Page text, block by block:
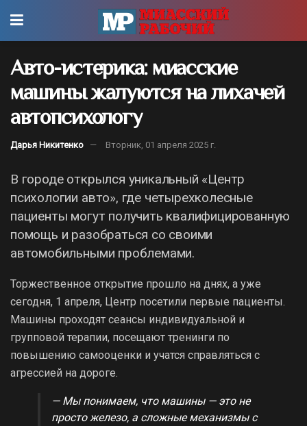
Авто-истерика: миасские
машины жалуются на лихачей
автопсихологу
Дарья Никитенко Вторник, 01 апреля 2025 г.
В городе открылся уникальный «Центр
психологии авто», где четырехколесные
пациенты могут получить квалифицированную
помощь и разобраться со своими
автомобильными проблемами.
Торжественное открытие прошло на днях, а уже
сегодня, 1 апреля, Центр посетили первые пациенты.
Машины проходят сеансы индивидуальной и
групповой терапии, посещают тренинги по
повышению самооценки и учатся справляться с
агрессией на дороге.
— Мы понимаем, что машины — это не
просто железо, а сложные механизмы с